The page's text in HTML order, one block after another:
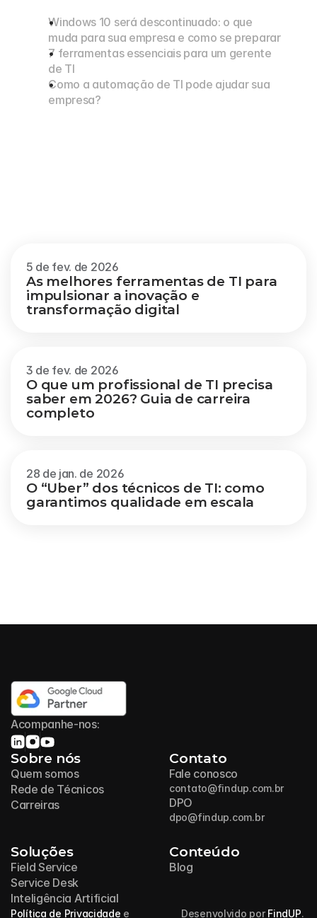
Windows 10 será descontinuado: o que
muda para sua empresa e como se preparar
7 ferramentas essenciais para um gerente
de TI
Como a automação de TI pode ajudar sua
empresa?
5 de fev. de 2026
As melhores ferramentas de TI para
impulsionar a inovação e
transformação digital
3 de fev. de 2026
O que um profissional de TI precisa
saber em 2026? Guia de carreira
completo
28 de jan. de 2026
O “Uber” dos técnicos de TI: como
garantimos qualidade em escala
Acompanhe-nos:
Sobre nós
Quem somos
Rede de Técnicos
Carreiras
Contato
Fale conosco
contato@findup.com.br
DPO
dpo@findup.com.br
Soluções
Field Service
Service Desk
Inteligência Artificial
Conteúdo
Blog
Política de Privacidade Desenvolvido por FindUP.